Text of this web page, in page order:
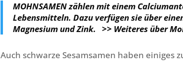
MOHNSAMEN zählen mit einem
Lebensmitteln. Dazu verfügen sie über
Magnesium und Zink. >> Weiteres über
Auch schwarze Sesamsamen haben einiges